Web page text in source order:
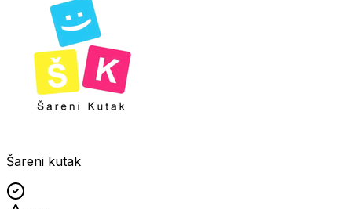
Šareni kutak